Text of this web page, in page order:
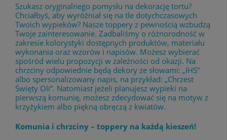
Szukasz oryginalnego pomysłu na dekorację tortu?
Chciałbyś, aby wyróżniał się na tle dotychczasowych
Twoich wypieków? Nasze toppery z pewnością wzbudzą
Twoje zainteresowanie. Zadbaliśmy o różnorodność w
zakresie kolorystyki dostępnych produktów, materiału
wykonania oraz wzorów i napisów. Możesz wybierać
spośród wielu propozycji w zależności od okazji. Na
chrzciny odpowiednie będą dekory ze słowami: „IHS”
albo spersonalizowany napis, na przykład: „Chrzest
Święty Oli”. Natomiast jeżeli planujesz wypieki na
pierwszą komunię, możesz zdecydować się na motyw z
krzyżykiem albo piękną obręczą z kwiatów.
Komunia i chrzciny – toppery na każdą kieszeń!